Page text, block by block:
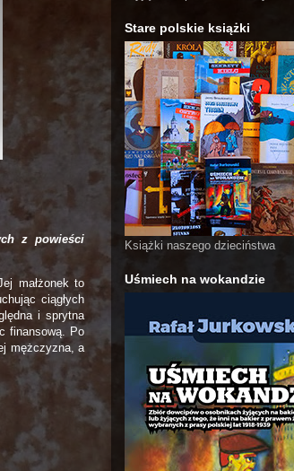
z powieści
małżonek to
ciągłych
i sprytna
finansową. Po
mężczyzna, a
Stare polskie książki
Książki naszego dzieciństwa
Uśmiech na wokandzie